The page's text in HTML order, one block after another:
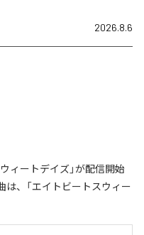
2026.8.6
ィートデイズ」が配信開始
、「エイトビートスウィー